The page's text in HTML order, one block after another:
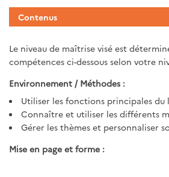
Contenus
Le niveau de maîtrise visé est
compétences ci-dessous selon votre
Environnement / Méthodes :
Utiliser les fonctions principales du
Connaître et utiliser les différents
Gérer les thèmes et personnaliser
Mise en page et forme :